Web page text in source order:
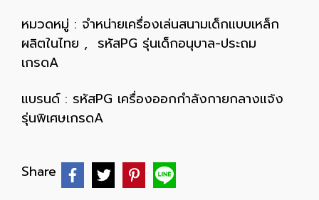
หมวดหมู่ : จำหน่ายเครื่องเล่นสนามเด็กแบบเหล็ก
ผลิตในไทย , รหัสPG รุ่นเด็กอนุบาล-ประถม
เกรดA
แบรนด์ : รหัสPG เครื่องออกกำลังกายกลางแจ้ง
รุ่นพิเศษเกรดA
Share